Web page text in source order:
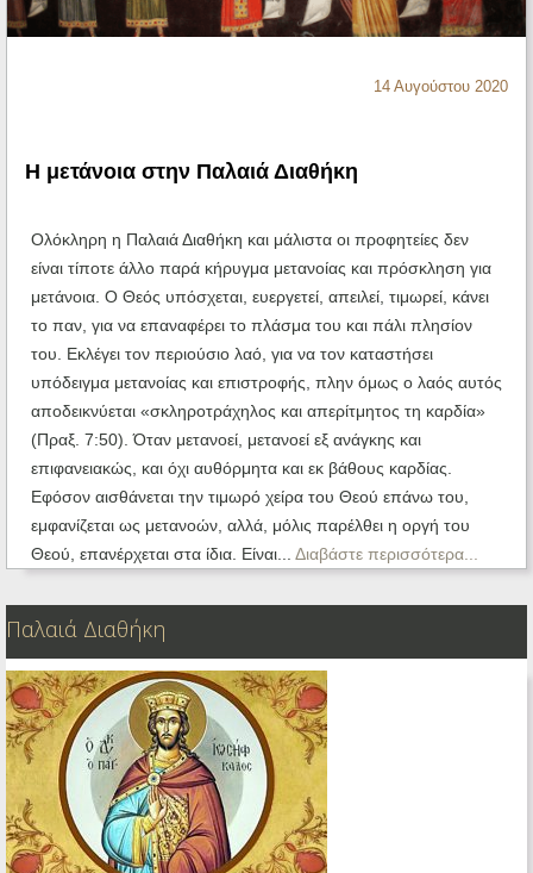
Ηχητικά
14 Αυγούστου 2020
Η μετάνοια στην Παλαιά Διαθήκη
Ολόκληρη η Παλαιά Διαθήκη και μάλιστα οι προφητείες δεν
είναι τίποτε άλλο παρά κήρυγμα μετανοίας και πρόσκληση για
μετάνοια. Ο Θεός υπόσχεται, ευεργετεί, απειλεί, τιμωρεί, κάνει
το παν, για να επαναφέρει το πλάσμα του και πάλι πλησίον
του. Εκλέγει τον περιούσιο λαό, για να τον καταστήσει
υπόδειγμα μετανοίας και επιστροφής, πλην όμως ο λαός αυτός
αποδεικνύεται «σκληροτράχηλος και απερίτμητος τη καρδία»
(Πραξ. 7:50). Όταν μετανοεί, μετανοεί εξ ανάγκης και
επιφανειακώς, και όχι αυθόρμητα και εκ βάθους καρδίας.
Εφόσον αισθάνεται την τιμωρό χείρα του Θεού επάνω του,
εμφανίζεται ως μετανοών, αλλά, μόλις παρέλθει η οργή του
Θεού, επανέρχεται στα ίδια. Είναι... Διαβάστε περισσότερα...
Παλαιά Διαθήκη